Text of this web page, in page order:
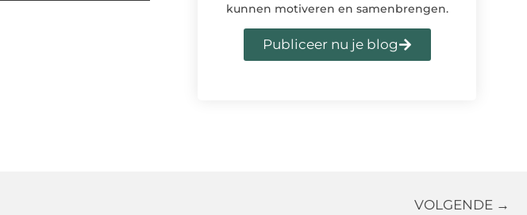
kunnen motiveren en samenbrengen.
Publiceer nu je blog
VOLGENDE →